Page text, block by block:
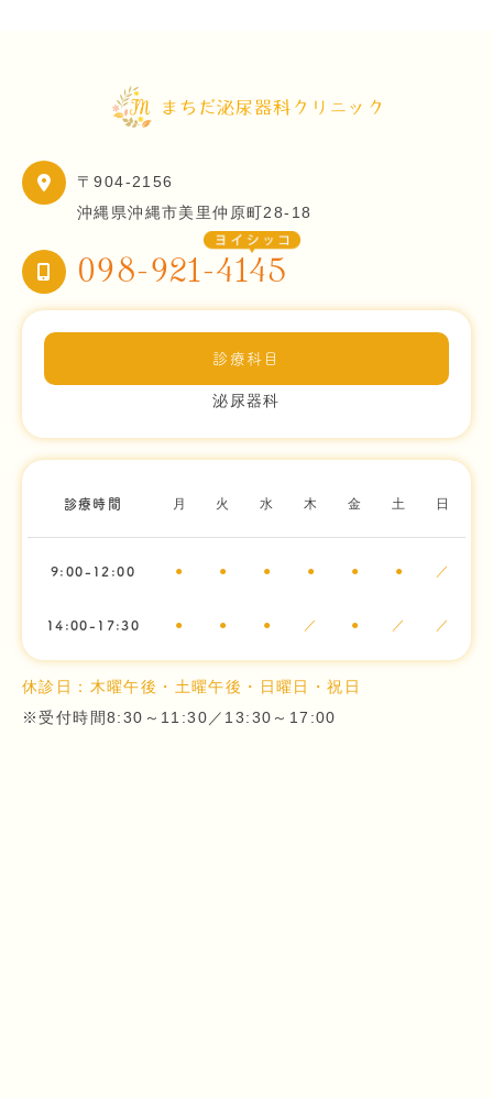
〒904-2156
沖縄県沖縄市美里仲原町28-18
098-921-4145
診療科目
泌尿器科
診療時間 月 火 水 木 金 土 日
9:00-12:00 ● ● ● ● ● ● ／
14:00-17:30 ● ● ● ／ ● ／ ／
休診日：木曜午後・土曜午後・日曜日・祝日
※受付時間8:30～11:30／13:30～17:00